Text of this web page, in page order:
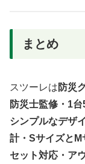
まとめ
スツーレは 防災
防災士監修・1
シンプルなデザ
計・SサイズとM
セット対応・ア